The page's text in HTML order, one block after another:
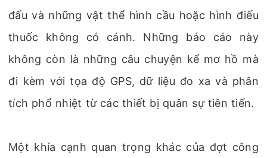
đấu và những vật thể hình cầu hoặc hình điếu
thuốc không có cánh. Những báo cáo này
không còn là những câu chuyện kể mơ hồ mà
đi kèm với tọa độ GPS, dữ liệu đo xa và phân
tích phổ nhiệt từ các thiết bị quân sự tiên tiến.
Một khía cạnh quan trọng khác của đợt công